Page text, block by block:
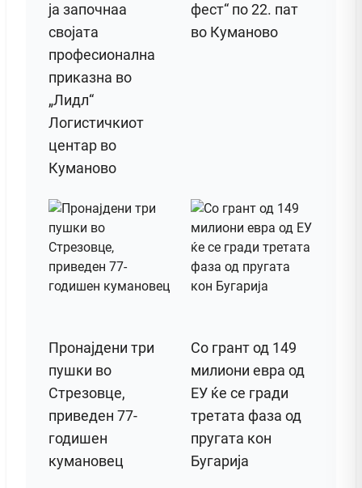
ја започнаа
својата
професионална
приказна во
„Лидл“
Логистичкиот
центар во
Куманово
фест“ по 22. пат
во Куманово
Пронајдени три
пушки во
Стрезовце,
приведен 77-
годишен
кумановец
Со грант од 149
милиони евра од
ЕУ ќе се гради
третата фаза од
пругата кон
Бугарија